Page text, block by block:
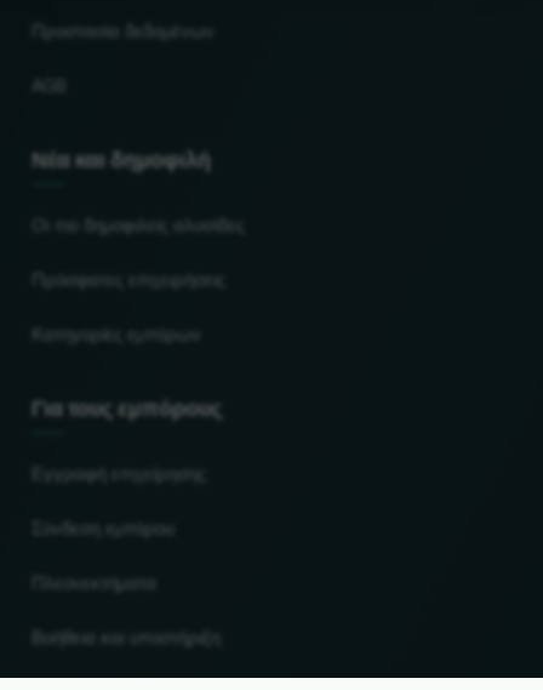
Προστασία δεδομένων
Νέα και δημοφιλή
Οι πιο δημοφιλείς αλυσίδες
Πρόσφατες επιχειρήσεις
Κατηγορίες εμπόρων
Για τους εμπόρους
Εγγραφή επιχείρησης
Πλεονεκτήματα
Βοήθεια και υποστήριξη